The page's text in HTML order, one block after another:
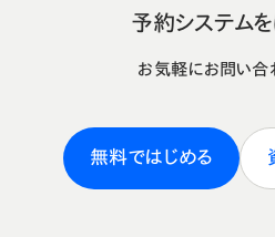
予約システム
お気軽にお問い合
無料ではじめる